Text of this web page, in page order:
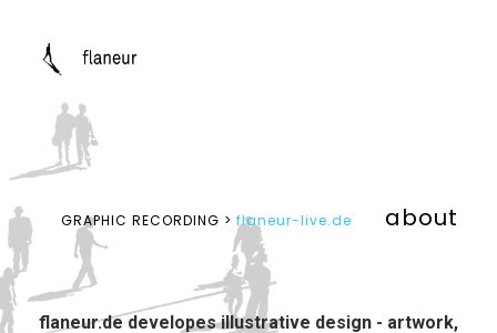
GRAPHIC RECORDING > flaneur-live.de about
flaneur.dedevelopes illustrative design - artwork,